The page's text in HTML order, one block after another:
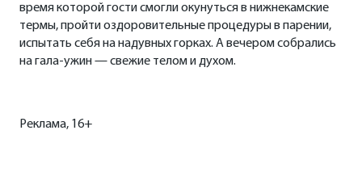
время которой гости смогли окунуться в нижнекамские
термы, пройти оздоровительные процедуры в парении,
испытать себя на надувных горках. А вечером собрались
на гала-ужин — свежие телом и духом.
Реклама, 16+